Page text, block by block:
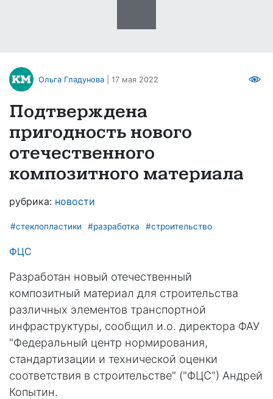
Ольга Гладунова | 17 мая 2022
Подтверждена
пригодность нового
отечественного
композитного материала
рубрика: новости
#стеклопластики #разработка #строительство
ФЦС
Разработан новый отечественный
композитный материал для строительства
различных элементов транспортной
инфраструктуры, сообщил и.о. директора ФАУ
"Федеральный центр нормирования,
стандартизации и технической оценки
соответствия в строительстве" ("ФЦС") Андрей
Копытин.